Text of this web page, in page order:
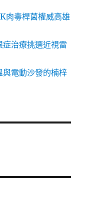
肉毒桿菌權威高雄
治療挑選近視雷
電動沙發的楠梓